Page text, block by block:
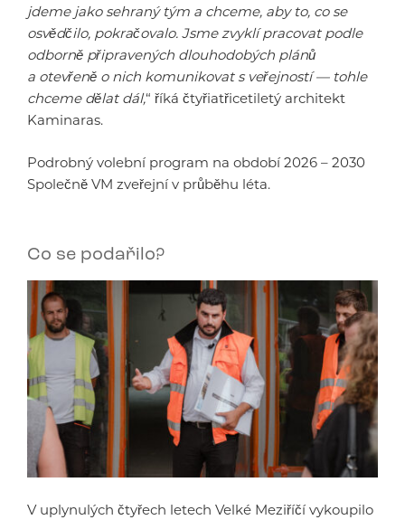
jdeme jako sehraný tým a chceme, aby to, co se
osvědčilo, pokračovalo. Jsme zvyklí pracovat podle
odborně připravených dlouhodobých plánů
a otevřeně o nich komunikovat s veřejností — tohle
chceme dělat dál,“ říká čtyřiatřicetiletý architekt
Kaminaras.
Podrobný volební program na období 2026 – 2030
Společně VM zveřejní v průběhu léta.
Co se podařilo?
V uplynulých čtyřech letech Velké Meziříčí vykoupilo